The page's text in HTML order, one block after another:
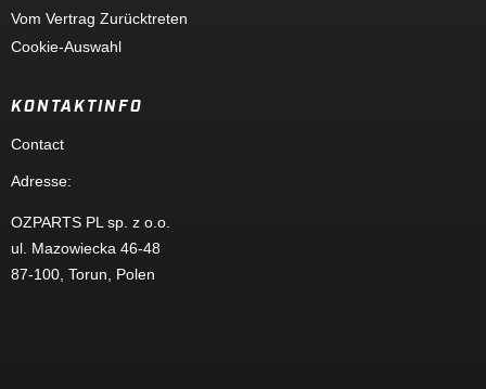
Vom Vertrag Zurücktreten
Cookie-Auswahl
KONTAKTINFO
Contact
Adresse:
OZPARTS PL sp. z o.o.
ul. Mazowiecka 46-48
87-100, Torun, Polen